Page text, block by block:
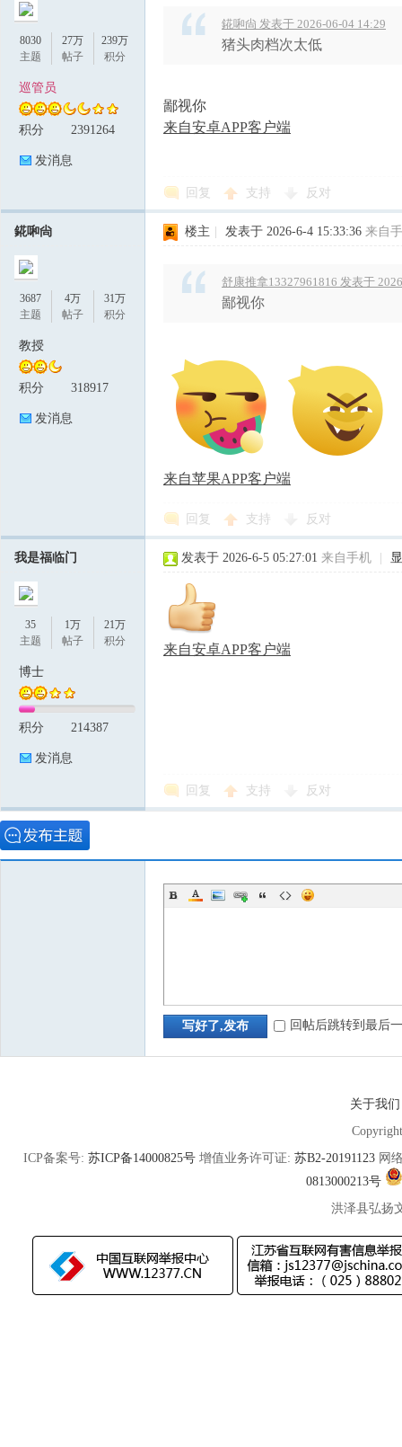
8030
主题
27万
帖子
239万
积分
巡管员
积分 2391264
发消息
錵啝尙 发表于 2026-06-04 14:29
猪头肉档次太低
鄙视你
来自安卓APP客户端
回复 支持 反对
錵啝尙
3687
主题
4万
帖子
31万
积分
教授
积分 318917
发消息
楼主 发表于 2026-6-4 15:33:36 来自
舒康推拿13327961816 发表于
鄙视你
来自苹果APP客户端
回复 支持 反对
我是福临门
35
主题
1万
帖子
21万
积分
博士
积分 214387
发消息
发表于 2026-6-5 05:27:01 来自手机
来自安卓APP客户端
回复 支持 反对
写好了,发布 回帖后跳转到最后
关于我们
ICP备案号: 苏ICP备14000825号 增值业务许可证: 苏B2-20191123 网
0813000213号
洪泽县弘扬